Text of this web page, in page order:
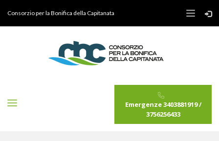
Consorzio per la Bonifica della Capitanata
Emergenze 3403881919 /
3756256433